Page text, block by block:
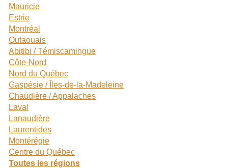
Mauricie
Estrie
Montréal
Outaouais
Abitibi / Témiscamingue
Côte-Nord
Nord du Québec
Gaspésie / Îles-de-la-Madeleine
Chaudière / Appalaches
Laval
Lanaudière
Laurentides
Montérégie
Centre du Québec
Toutes les régions